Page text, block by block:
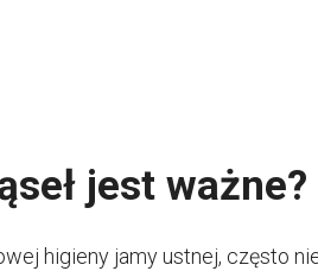
jest ważne?
higieny jamy ustnej, często